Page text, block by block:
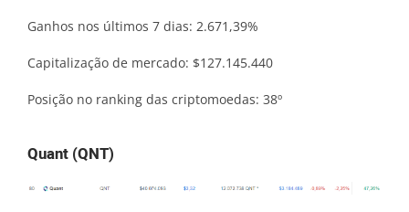
Ganhos nos últimos 7 dias: 2.671,39%
Capitalização de mercado: $127.145.440
Posição no ranking das criptomoedas: 38º
Quant (QNT)